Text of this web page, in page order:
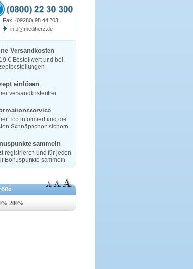
Fax: (09280) 98 44 203
info@mediherz.de
Versandkosten
€ Bestellwert und bei
einlösen
versandkostenfrei
Top informiert und die
Schnäppchen sichern
sammeln
registrieren und für jeden
Bonuspunkte sammeln